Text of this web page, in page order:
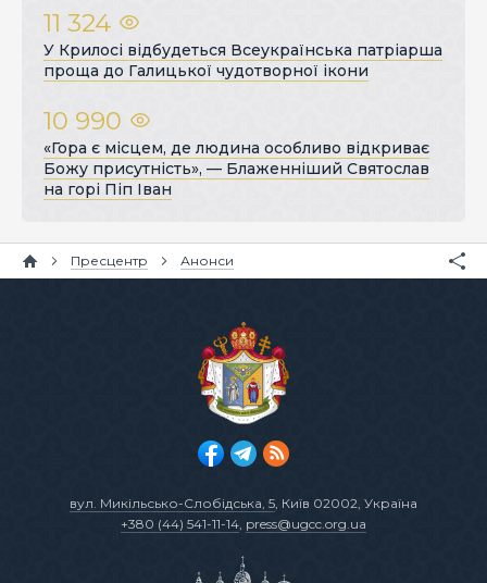
11 324
У Крилосі відбудеться Всеукраїнська патріарша
проща до Галицької чудотворної ікони
10 990
«Гора є місцем, де людина особливо відкриває
Божу присутність», — Блаженніший Святослав
на горі Піп Іван
Пресцентр Анонси
вул. Микільсько-Слобідська, 5, Київ 02002, Україна
+380 (44) 541-11-14, press@ugcc.org.ua